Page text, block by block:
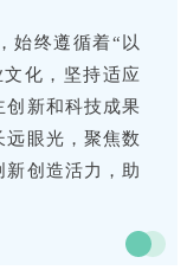
终遵循着“以
化，坚持适应
创新和科技成果
远眼光，聚焦数
新创造活力，助